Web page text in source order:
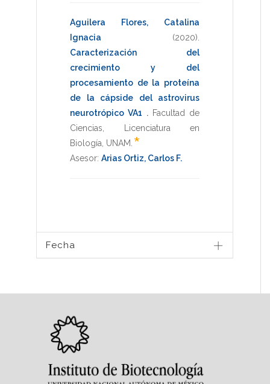
Aguilera Flores, Catalina
Ignacia
(2020)
Caracterización del
crecimiento y del
procesamiento de la proteína
de la cápside del astrovirus
neurotrópico VA1 . Facultad de
Ciencias
Licenciatura en
Biología UNAM *
Asesor: Arias Ortiz, Carlos F.
Fecha